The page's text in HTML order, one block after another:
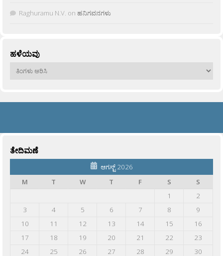
Raghuramu N.V. on ಹನಿಗವನಗಳು
ಹಳೆಯವು
ಹಳೆಯವು
ತೇದಿಮಣೆ
ಆಗಸ್ಟ್ 2026
M
T W T F S
S
1
2
3
4 5 6 7 8
9
10
11 12 13 14 15
16
17
18 19 20 21 22
23
24
25 26 27 28 29
30